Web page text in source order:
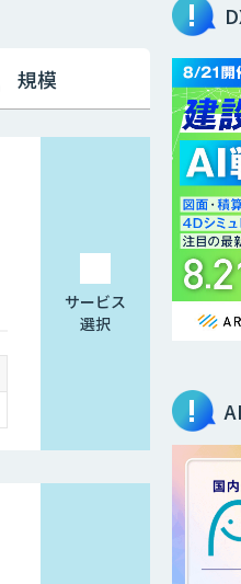
規模
サービス
選択